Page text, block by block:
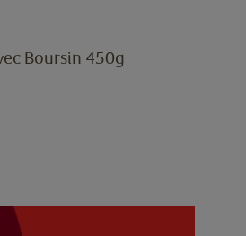
Boursin 450g